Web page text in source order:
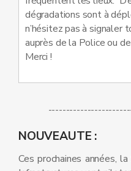
dégradations sont à
n’hésitez pas à signaler
auprès de la Police ou
Merci !
NOUVEAUTE :
Ces prochaines années,